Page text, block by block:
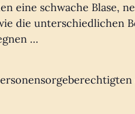
eine schwache Blase,
die unterschiedlichen
…